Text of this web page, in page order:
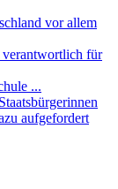
vor allem
verantwortlich für
...
aufgefordert